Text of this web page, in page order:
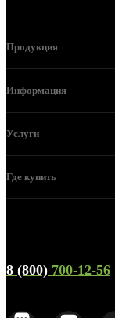
Продукция
Информация
Услуги
Где купить
8 (800) 700-12-56